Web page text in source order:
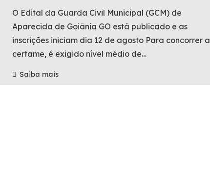
O Edital da Guarda Civil Municipal (GCM) de
Aparecida de Goiânia GO está publicado e as
inscrições iniciam dia 12 de agosto Para concorrer
certame, é exigido nível médio de…
Saiba mais